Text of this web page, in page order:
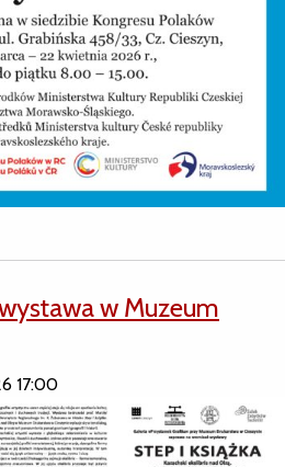
w Muzeum
17:00